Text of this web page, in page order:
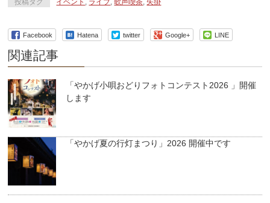
Facebook Hatena twitter Google+ LINE
関連記事
「やかげ小唄おどりフォトコンテスト2026 」開催
します
「やかげ夏の行灯まつり」2026 開催中です